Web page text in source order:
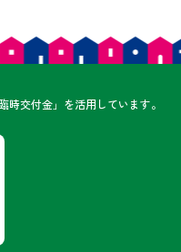
時交付金」を活用しています。